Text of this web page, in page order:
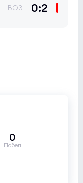
BO3 0:2
0
Побед